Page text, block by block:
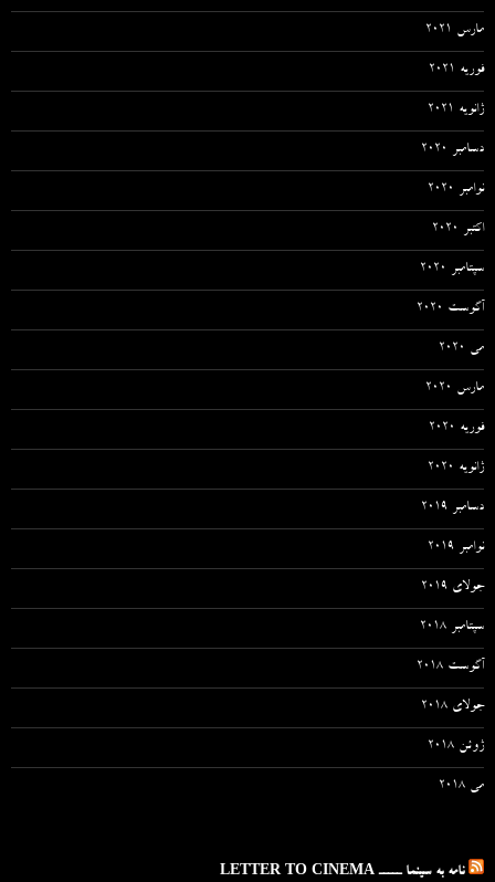
مارس 2021
فوریه 2021
ژانویه 2021
دسامبر 2020
نوامبر 2020
اکتبر 2020
سپتامبر 2020
آگوست 2020
می 2020
مارس 2020
فوریه 2020
ژانویه 2020
دسامبر 2019
نوامبر 2019
جولای 2019
سپتامبر 2018
آگوست 2018
جولای 2018
ژوئن 2018
می 2018
نامه به سینما ـــــ LETTER TO CINEMA